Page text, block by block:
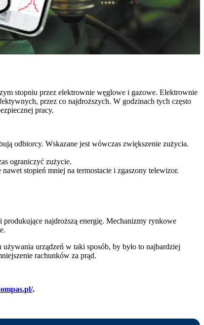
stopniu przez elektrownie węglowe i gazowe. Elektrownie
przez co najdroższych. W godzinach tych często
pracy.
odbiorcy. Wskazane jest wówczas zwiększenie zużycia.
ograniczyć zużycie.
stopień mniej na termostacie i zgaszony telewizor.
najdroższą energię. Mechanizmy rynkowe
urządzeń w taki sposób, by było to najbardziej
rachunków za prąd.
.